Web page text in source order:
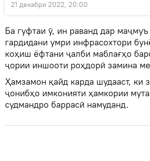
21 декабри 2022, 20:00
Ба гуфтаи ӯ, ин раванд дар
гардидани умри инфрасохтори
коҳиш ёфтани ҷалби маблағҳо
ҷории иншооти роҳдорӣ замина
Ҳамзамон қайд карда шудааст, ки
ҷонибҳо имконияти ҳамкории
судмандро баррасӣ намуданд.